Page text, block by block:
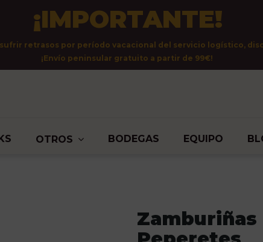
¡IMPORTANTE!
retrasos por período vacacional del servicio logístico,
¡Envío peninsular gratuito a partir de 99€!
OTROS BODEGAS EQUIPO
Zamburiñas